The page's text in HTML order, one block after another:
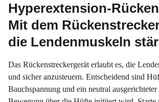
Hyperextension-
Mit dem
die Lendenmuskeln
Das Rückenstreckergerät erlaubt es, die
und sicher anzusteuern. Entscheidend sind
Bauchspannung und ein neutral